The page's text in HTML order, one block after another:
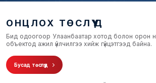
ОНЦЛОХ ТӨСЛҮҮД
Бид одоогоор Улаанбаатар хотод болон орон
объектод ажил үйлчилгээ хийж гүйцэтгээд байна.
Бусад төслүүд